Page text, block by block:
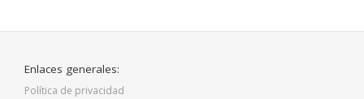
Enlaces generales:
Política de privacidad